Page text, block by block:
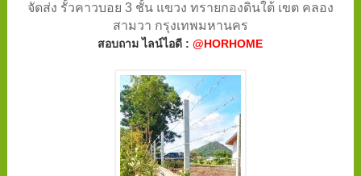
จัดส่ง รั้วคาวบอย 3 ชั้น แขวง ทรายกองดินใต้ เขต คลอง
สามวา กรุงเทพมหานคร
สอบถาม ไลน์ไอดี :@HORHOME